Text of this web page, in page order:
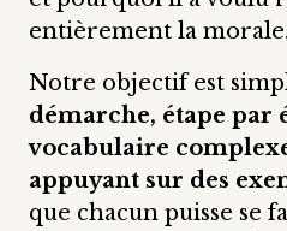
entièrement la morale.
Notre objectif est
démarche, étape par
vocabulaire
appuyant sur des
que chacun puisse se